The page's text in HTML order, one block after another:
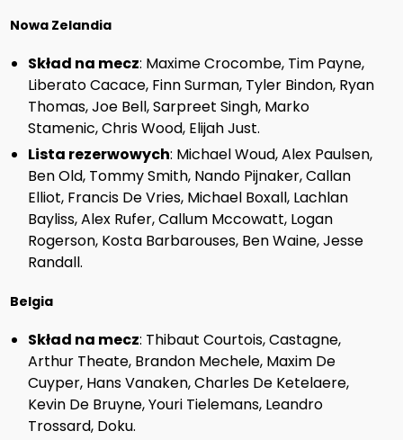
Nowa Zelandia
Skład na mecz: Maxime Crocombe, Tim Payne,
Liberato Cacace, Finn Surman, Tyler Bindon, Ryan
Thomas, Joe Bell, Sarpreet Singh, Marko
Stamenic, Chris Wood, Elijah Just.
Lista rezerwowych: Michael Woud, Alex Paulsen,
Ben Old, Tommy Smith, Nando Pijnaker, Callan
Elliot, Francis De Vries, Michael Boxall, Lachlan
Bayliss, Alex Rufer, Callum Mccowatt, Logan
Rogerson, Kosta Barbarouses, Ben Waine, Jesse
Randall.
Belgia
Skład na mecz: Thibaut Courtois, Castagne,
Arthur Theate, Brandon Mechele, Maxim De
Cuyper, Hans Vanaken, Charles De Ketelaere,
Kevin De Bruyne, Youri Tielemans, Leandro
Trossard, Doku.